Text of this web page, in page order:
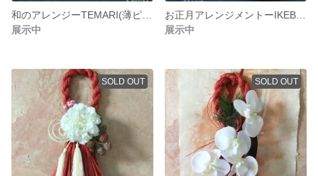
展示中
展示中
SOLD OUT SOLD OUT